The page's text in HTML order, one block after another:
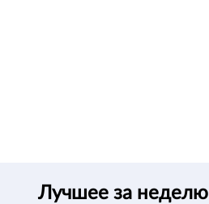
Лучшее за неделю